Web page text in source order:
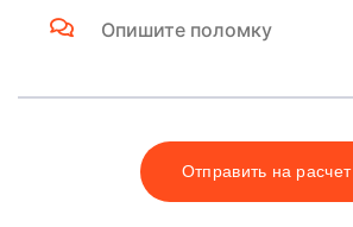
Отправить на расчет